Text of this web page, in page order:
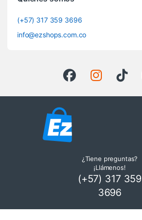
(+57) 317 359 3696
info@ezshops.com.co
¿Tiene preguntas?
¡Llámenos!
(+57) 317 359
3696